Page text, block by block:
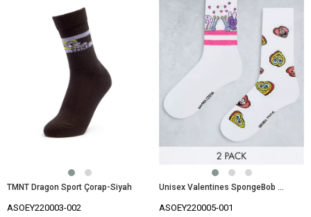
TMNT Dragon Sport Çorap-Siyah
ASOEY220003-002
Unisex Valentines SpongeBob Sports Socks Çorap 2 Çift-Beyaz
ASOEY220005-001